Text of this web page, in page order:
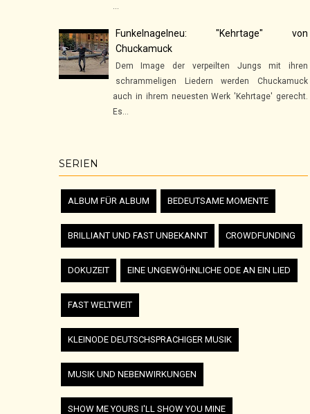
...
Funkelnagelneu: "Kehrtage" von
Chuckamuck
Dem Image der verpeilten Jungs mit ihren
schrammeligen Liedern werden Chuckamuck
auch in ihrem neuesten Werk 'Kehrtage' gerecht.
Es...
SERIEN
ALBUM FÜR ALBUM BEDEUTSAME MOMENTE
BRILLIANT UND FAST UNBEKANNT CROWDFUNDING
DOKUZEIT EINE UNGEWÖHNLICHE ODE AN EIN LIED
FAST WELTWEIT
KLEINODE DEUTSCHSPRACHIGER MUSIK
MUSIK UND NEBENWIRKUNGEN
SHOW ME YOURS I'LL SHOW YOU MINE